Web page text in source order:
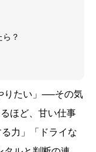
？
りたい」──その気
ほど、甘い仕事
力」「ドライな